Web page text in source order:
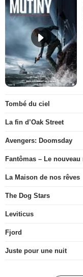
Tombé du ciel
La fin d’Oak Street
Avengers: Doomsday
Fantômas – Le nouveau
La Maison de nos rêves
The Dog Stars
Leviticus
Fjord
Juste pour une nuit